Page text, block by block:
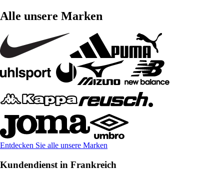
Alle unsere Marken
Entdecken Sie alle unsere Marken
Kundendienst in Frankreich